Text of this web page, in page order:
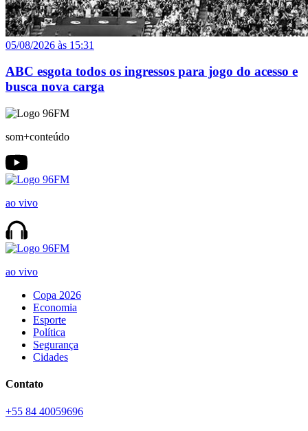
05/08/2026 às 15:31
ABC esgota todos os ingressos para jogo do acesso e
busca nova carga
som+conteúdo
ao vivo
ao vivo
Copa 2026
Economia
Esporte
Política
Segurança
Cidades
Contato
+55 84 40059696